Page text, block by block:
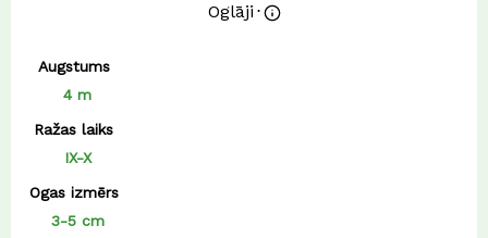
Oglāji ⋅
Augstums
4 m
Ražas laiks
IX-X
Ogas izmērs
3-5 cm